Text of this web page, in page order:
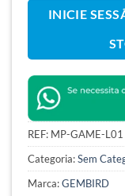
INICIE
REF: MP-GAME-L01
Categoria:Sem
Marca:GEMBIRD